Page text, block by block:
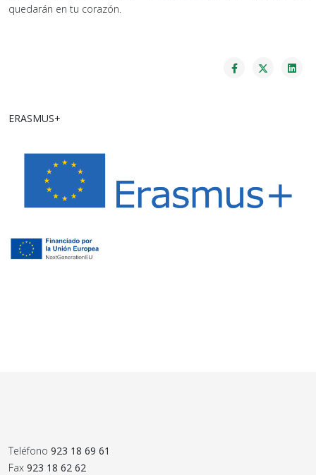
quedarán en tu corazón.
ERASMUS+
Teléfono 923 18 69 61
Fax 923 18 62 62